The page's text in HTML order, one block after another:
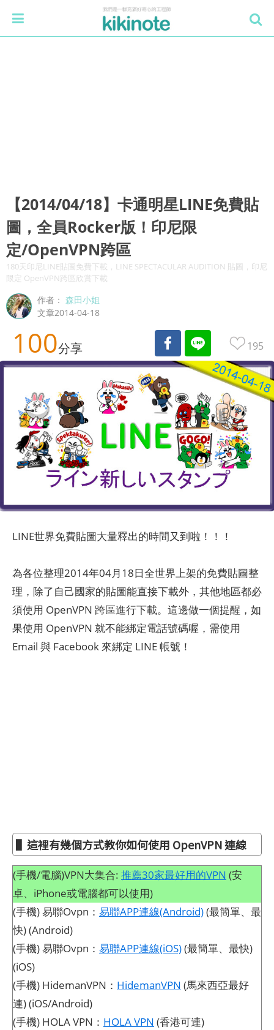
【2014/04/18】卡通明星LINE免費貼
圖，全員Rocker版！印尼限
定/OpenVPN跨區
180天印尼LINE貼圖免費下載，LINE SPECTACULAR AUDITION 貼圖，印尼
限定 OpenVPN跨區欣賞下載
作者：森田小姐
文章2014-04-18
100分享 195
LINE世界免費貼圖大量釋出的時間又到啦！！！
為各位整理2014年04月18日全世界上架的免費貼圖整
理，除了自己國家的貼圖能直接下載外，其他地區都必
須使用 OpenVPN 跨區進行下載。這邊做一個提醒，如
果使用 OpenVPN 就不能綁定電話號碼喔，需使用
Email 與 Facebook 來綁定 LINE 帳號！
▌這裡有幾個方式教你如何使用 OpenVPN 連線
(手機/電腦)VPN大集合: 推薦30家最好用的VPN (安
卓、iPhone或電腦都可以使用)
(手機) 易聯Ovpn： 易聯APP連線(Android)(最簡單、最
快) (Android)
(手機) 易聯Ovpn： 易聯APP連線(iOS)(最簡單、最快)
(iOS)
(手機) HidemanVPN： HidemanVPN (馬來西亞最好
連) (iOS/Android)
(手機) HOLA VPN： HOLA VPN (香港可連)